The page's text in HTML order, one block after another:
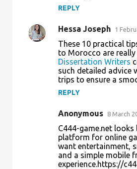
REPLY
Hessa Joseph 1
These 10 practical
to Morocco are really
Dissertation Writers
such detailed advice
trips to ensure a
REPLY
Anonymous 8 March
C444-game.net looks
platform for online
want entertainment,
and a simple mobile
experience.https://